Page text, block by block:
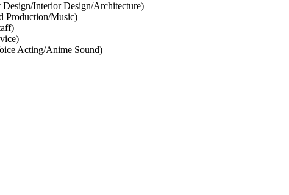
Interior Design/Architecture)
Production/Music)
Acting/Anime Sound)